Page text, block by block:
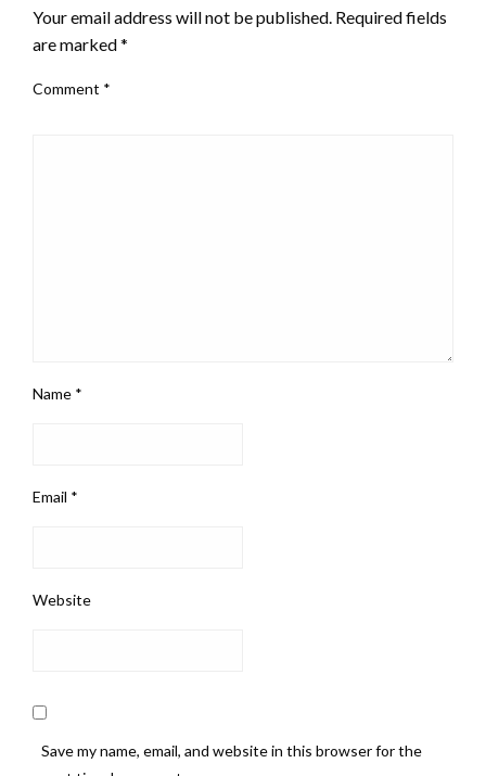
Your email address will not be published. Required fields
are marked*
Comment *
Name *
Email *
Website
Save my name, email, and website in this browser for the